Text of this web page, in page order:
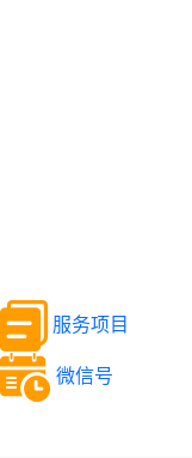
服务项目
微信号